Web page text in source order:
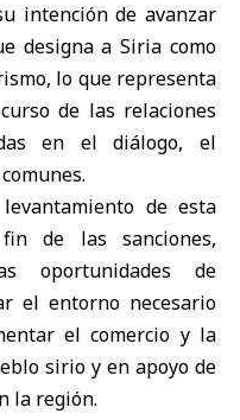
intención de avanzar
designa a Siria como
lo que representa
de las relaciones
en el diálogo, el
de esta
de las sanciones,
oportunidades de
el entorno necesario
el comercio y la
sirio y en apoyo de
la región.